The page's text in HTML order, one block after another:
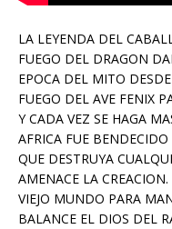
LA LEYENDA DEL
FUEGO DEL DRAGON
EPOCA DEL MITO
FUEGO DEL AVE FENIX
Y CADA VEZ SE HAGA
AFRICA FUE
QUE DESTRUYA
AMENACE LA
VIEJO MUNDO PARA
BALANCE EL DIOS DEL